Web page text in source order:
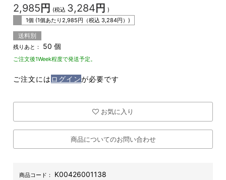
2,985 円 (税込 3,284 円 )
1個 (1個あたり2,985円（税込 3,284円）)
送料別
残りあと： 50 個
ご注文後1Week程度で発送予定。
ご注文には ログインが必要です
お気に入り
商品についてのお問い合わせ
商品コード： K00426001138